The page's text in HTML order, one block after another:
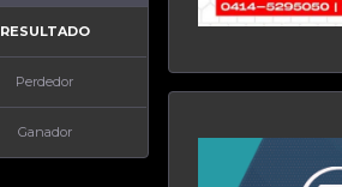
RESULTADO
Perdedor
Ganador